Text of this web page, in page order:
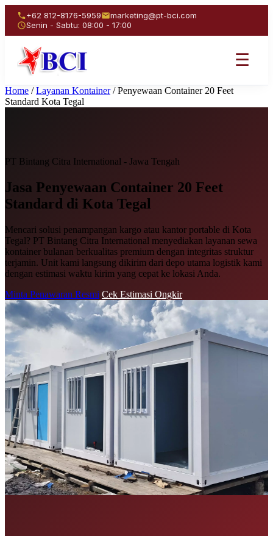
+62 812-8176-5959
marketing@pt-bci.com
Senin - Sabtu: 08:00 - 17:00
☰
Home / Layanan Kontainer / Penyewaan Container 20 Feet
Standard Kota Tegal
PT Bintang Citra International - Jawa Tengah
Jasa Penyewaan Container 20 Feet
Standard di Kota Tegal
Mencari solusi penampangan kargo atau kantor portable di Kota
Tegal? PT Bintang Citra International menyediakan layanan sewa
kontainer bulanan berkualitas premium dengan integritas struktur
terjamin. Unit kami langsung dikirim dari depo utama logistik kami
dengan estimasi waktu kirim yang cepat ke lokasi Anda.
Minta Penawaran Resmi Cek Estimasi Ongkir